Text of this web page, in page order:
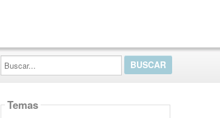
Buscar...
Temas